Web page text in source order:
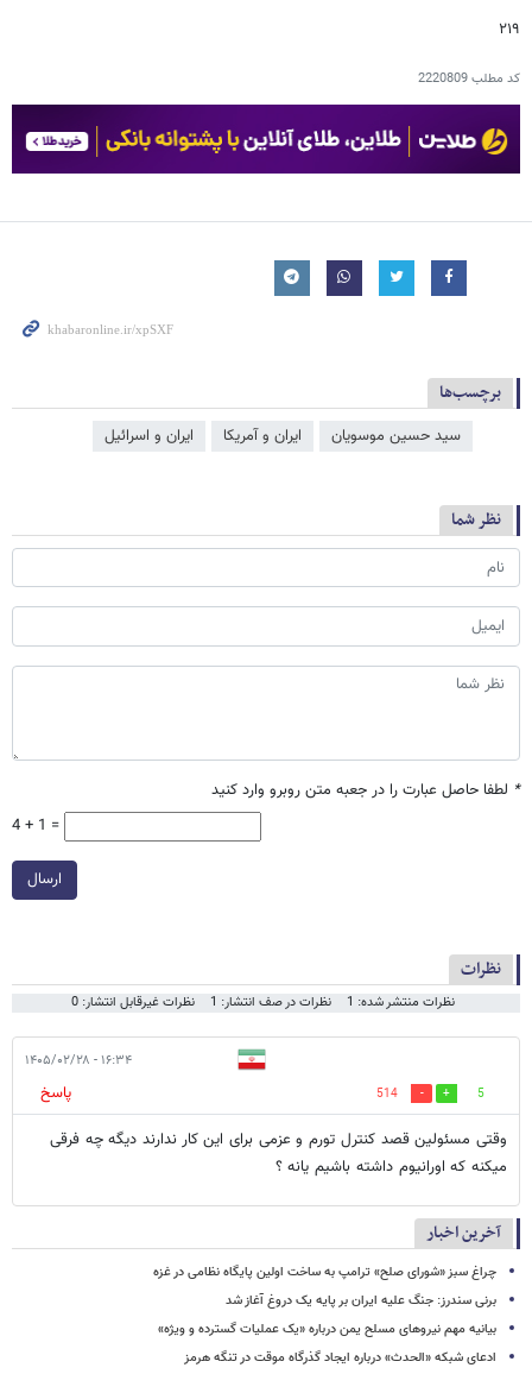
۲۱۹
کد مطلب2220809
برچسب‌ها
سید حسین موسویان ایران و آمریکا ایران و اسرائیل
نظر شما
* لطفا حاصل عبارت را در جعبه متن روبرو وارد کنید
4 + 1 =
ارسال
نظرات
نظرات منتشر شده: 1 نظرات در صف انتشار: 1 نظرات غیرقابل انتشار: 0
۱۶:۳۴ - ۱۴۰۵/۰۲/۲۸
5
514
پاسخ
وقتی مسئولین قصد کنترل تورم و عزمی برای این کار ندارند دیگه چه فرقی
میکنه که اورانیوم داشته باشیم یانه ؟
آخرین اخبار
چراغ سبز «شورای صلح» ترامپ به ساخت اولین پایگاه نظامی در غزه
برنی سندرز: جنگ علیه ایران بر پایه یک دروغ آغاز شد
بیانیه مهم نیروهای مسلح یمن درباره «یک عملیات گسترده و ویژه»
ادعای شبکه «الحدث» درباره ایجاد گذرگاه موقت در تنگه هرمز